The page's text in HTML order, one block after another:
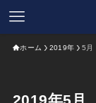
ホーム 2019年 5月
2019年5月